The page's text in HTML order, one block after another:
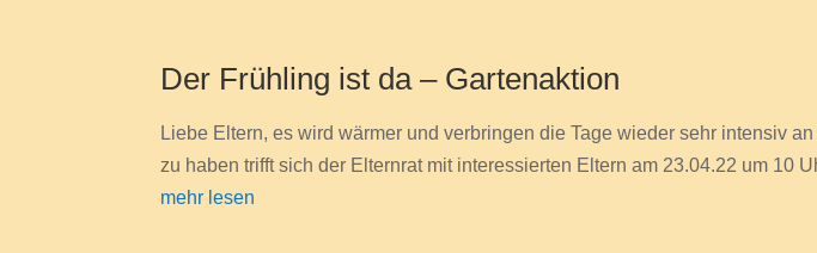
Der Frühling ist da – Gartenaktion
Liebe Eltern, es wird wärmer und verbringen die Tage wieder sehr intensiv
zu haben trifft sich der Elternrat mit interessierten Eltern am 23.04.22 um 10
mehr lesen